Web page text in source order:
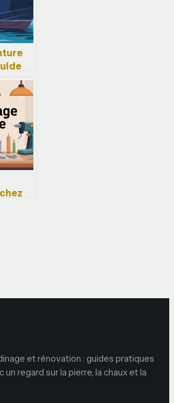
et rénovation : guides pratiques
un regard sur la pierre, la chaux et la